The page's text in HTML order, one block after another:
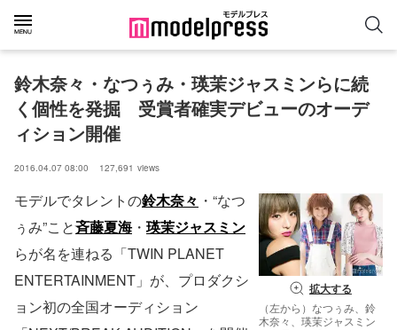
鈴木奈々・なつぅみ・瑛茉ジャスミンらに続
く個性を発掘　受賞者確実デビューのオーデ
ィション開催
2016.04.07 08:00 127,691 views
拡大する
（左から）なつぅみ、鈴
木奈々、瑛茉ジャスミン
モデルでタレントの鈴木奈々 ・“なつ
ぅみ”こと斉藤夏海・ 瑛茉ジャスミン
らが名を連ねる「TWIN PLANET
ENTERTAINMENT」が、プロダクシ
ョン初の全国オーディション